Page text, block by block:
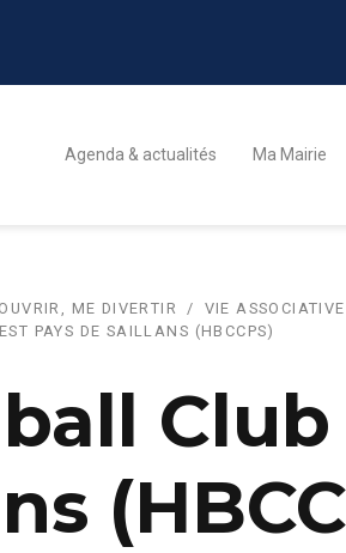
Agenda & actualités Ma Mairie
ME DIVERTIR VIE ASSOCIATIVE
PAYS DE SAILLANS (HBCCPS)